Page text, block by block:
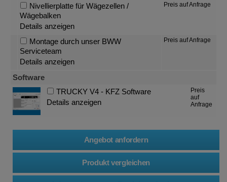
Nivellierplatte für Wägezellen /
Wägebalken
Details anzeigen
Preis auf Anfrage
Montage durch unser BWW
Serviceteam
Details anzeigen
Preis auf Anfrage
Software
TRUCKY V4 - KFZ Software
Details anzeigen
Preis
auf
Anfrage